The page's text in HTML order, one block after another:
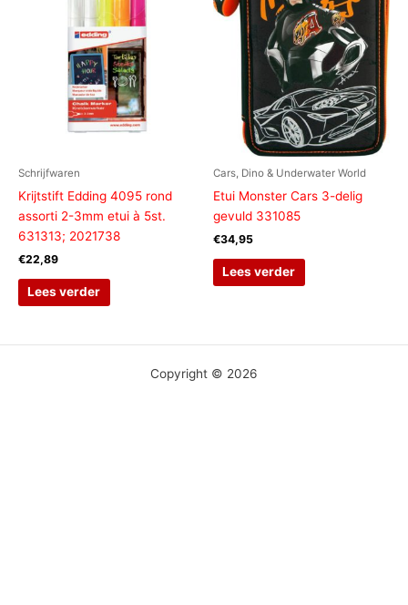
Schrijfwaren
Krijtstift Edding 4095 rond
assorti 2-3mm etui à 5st.
631313; 2021738
€22,89
Lees verder
Cars, Dino & Underwater World
Etui Monster Cars 3-delig
gevuld 331085
€34,95
Lees verder
Copyright © 2026